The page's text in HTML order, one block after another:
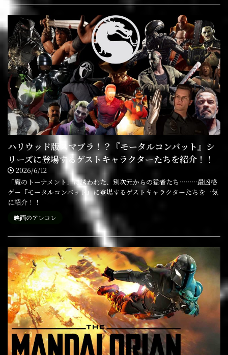
ハリウッド版スマブラ！？『モータルコンバット』シ
リーズに登場するゲストキャラクターたちを紹介！！
2026/6/12
「魔のトーナメント」に誘われた、別次元からの猛者たち………最凶格
ゲー『モータルコンバット』に登場するゲストキャラクターたちを一気
に紹介！！
映画のアレコレ